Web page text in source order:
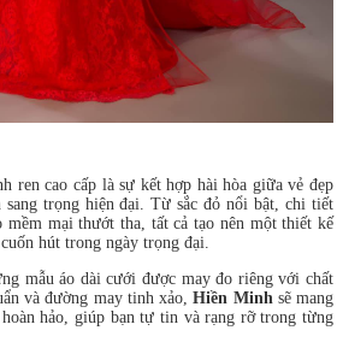
ren cao cấp là sự kết hợp hài hòa giữa vẻ đẹp
sang trọng hiện đại. Từ sắc đỏ nổi bật, chi tiết
mềm mại thướt tha, tất cả tạo nên một thiết kế
hút trong ngày trọng đại.
mẫu áo dài cưới được may đo riêng với chất
và đường may tinh xảo,Hiền Minhsẽ mang
hảo, giúp bạn tự tin và rạng rỡ trong từng